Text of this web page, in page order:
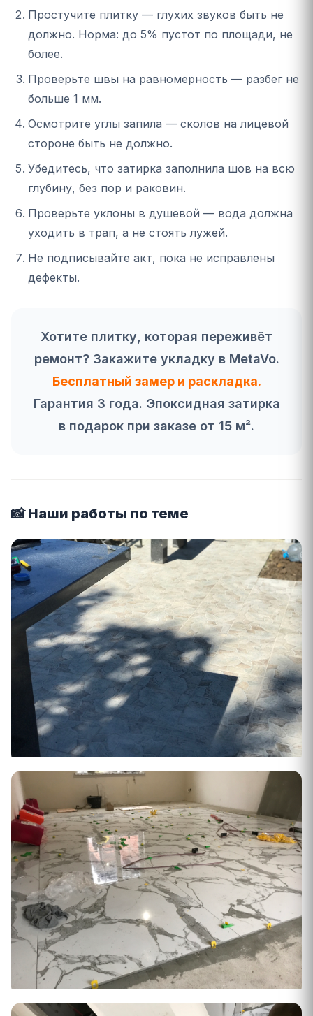
Простучите плитку — глухих звуков быть не
должно. Норма: до 5% пустот по площади, не
более.
Проверьте швы на равномерность — разбег не
больше 1 мм.
Осмотрите углы запила — сколов на лицевой
стороне быть не должно.
Убедитесь, что затирка заполнила шов на всю
глубину, без пор и раковин.
Проверьте уклоны в душевой — вода должна
уходить в трап, а не стоять лужей.
Не подписывайте акт, пока не исправлены
дефекты.
Хотите плитку, которая переживёт
ремонт? Закажите укладку в MetaVo.
Бесплатный замер и раскладка.
Гарантия 3 года. Эпоксидная затирка
в подарок при заказе от 15 м².
📸 Наши работы по теме